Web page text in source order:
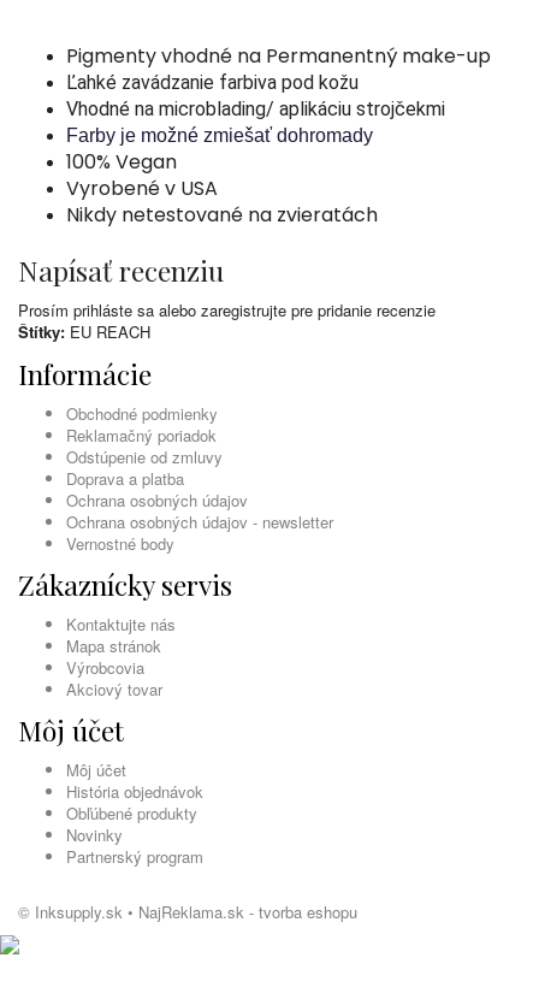
Pigmenty vhodné na Permanentný make-up
Ľahké zavádzanie farbiva pod kožu
Vhodné na microblading/ aplikáciu strojčekmi
Farby je možné zmiešať dohromady
100% Vegan
Vyrobené v USA
Nikdy netestované na zvieratách
Napísať recenziu
Prosím prihláste sa alebo zaregistrujte pre pridanie recenzie
Štítky: EU REACH
Informácie
Obchodné podmienky
Reklamačný poriadok
Odstúpenie od zmluvy
Doprava a platba
Ochrana osobných údajov
Ochrana osobných údajov - newsletter
Vernostné body
Zákaznícky servis
Kontaktujte nás
Mapa stránok
Výrobcovia
Akciový tovar
Môj účet
Môj účet
História objednávok
Obľúbené produkty
Novinky
Partnerský program
© Inksupply.sk • NajReklama.sk - tvorba eshopu